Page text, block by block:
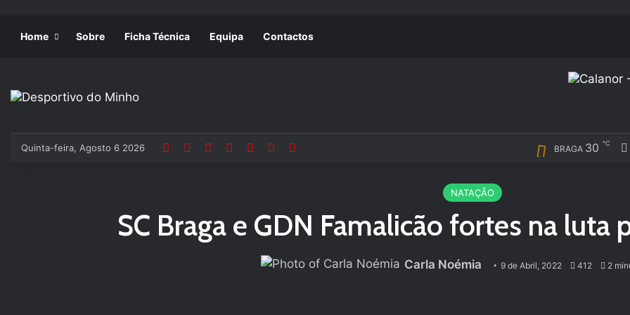
Home Sobre Ficha Técnica Equipa Contactos
Quinta-feira, Agosto 6 2026 BRAGA 30 ℃
NATAÇÃO
SC Braga e GDN Famalicão fortes na luta
Carla Noémia 9 de Abril, 2022 412 2